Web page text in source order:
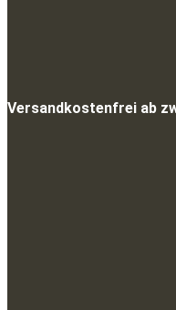
Versandkostenfrei ab